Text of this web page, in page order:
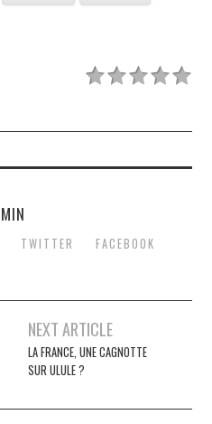
TWITTER FACEBOOK
NEXT ARTICLE
LA FRANCE, UNE CAGNOTTE
SUR ULULE ?